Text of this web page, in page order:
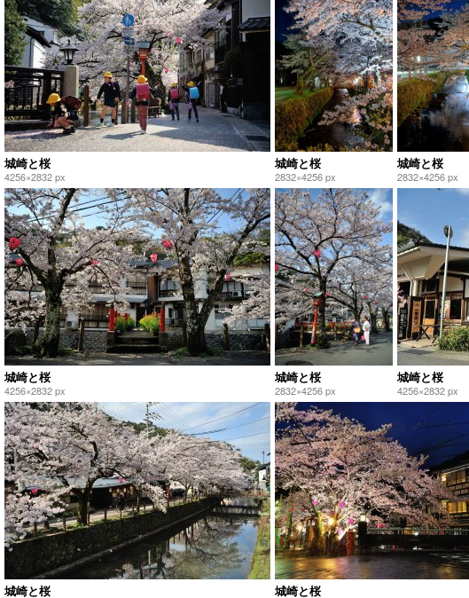
城崎と桜
4256×2832 px
城崎と桜
2832×4256 px
城崎と桜
2832×4256 px
城崎と桜
4256×2832 px
城崎と桜
2832×4256 px
城崎と桜
4256×2832 px
城崎と桜 城崎と桜